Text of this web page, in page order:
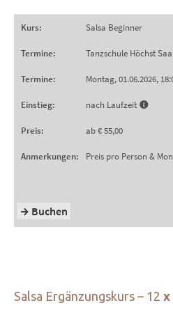
Salsa Ergänzungskurs – 12 x